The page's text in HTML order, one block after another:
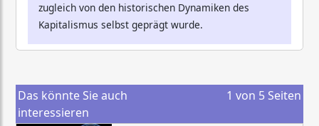
zugleich von den historischen Dynamiken des
Kapitalismus selbst geprägt wurde.
Das könnte Sie auch
interessieren
1 von 5 Seiten